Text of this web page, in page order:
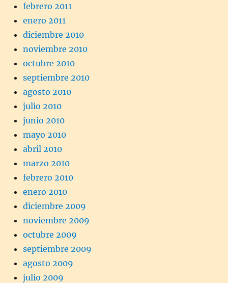
febrero 2011
enero 2011
diciembre 2010
noviembre 2010
octubre 2010
septiembre 2010
agosto 2010
julio 2010
junio 2010
mayo 2010
abril 2010
marzo 2010
febrero 2010
enero 2010
diciembre 2009
noviembre 2009
octubre 2009
septiembre 2009
agosto 2009
julio 2009